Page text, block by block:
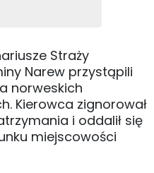
Straży
Narew przystąpili
norweskich
Kierowca zignorował
i oddalił się
miejscowości